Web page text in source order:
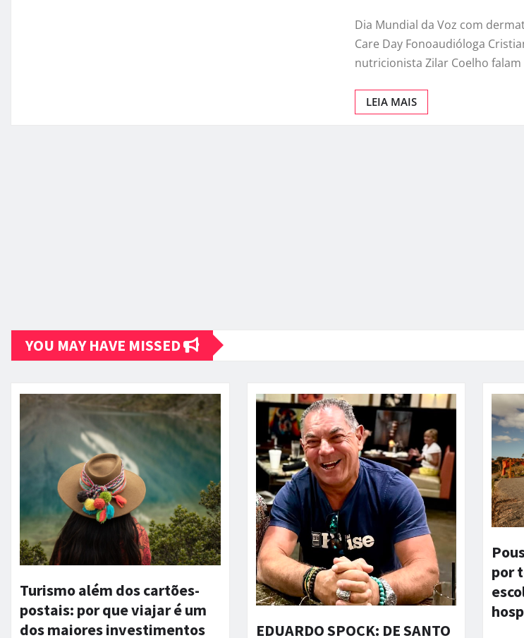
Dia Mundial da Voz com
Care Day Fonoaudióloga
nutricionista Zilar Coelho
LEIA MAIS
YOU MAY HAVE MISSED
Turismo além dos cartões-
postais: por que viajar é um
dos maiores investimentos
EDUARDO SPOCK: DE SANTO
por